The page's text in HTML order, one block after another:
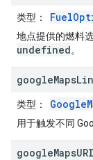
类型 ：
地点提供的燃料
undefined。
googleMaps
类型 ：
用于触发不同
googleMapsURI